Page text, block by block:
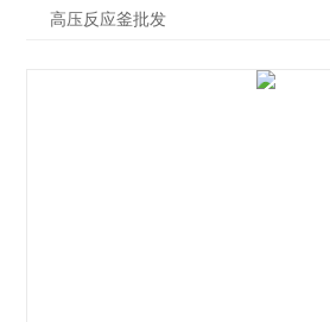
高压反应釜批发